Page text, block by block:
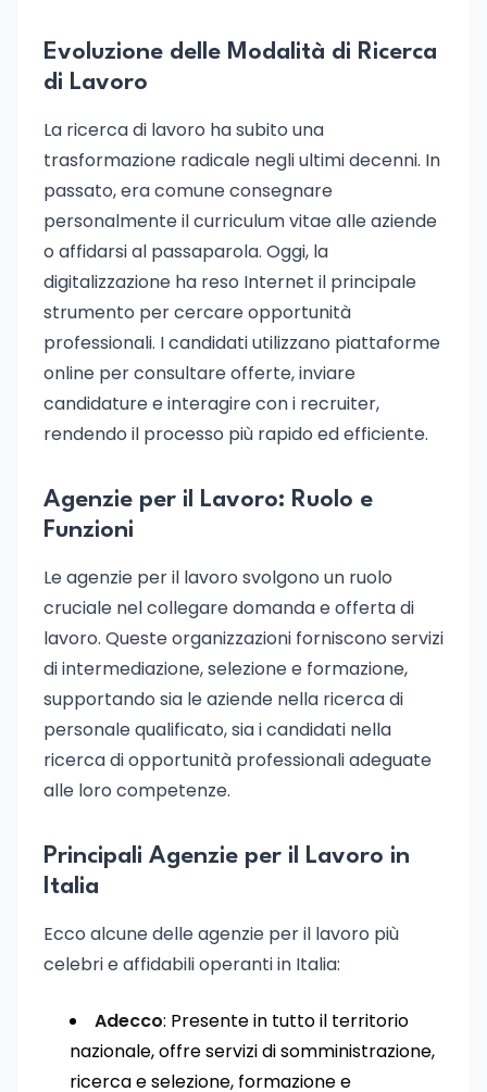
Evoluzione delle Modalità di Ricerca
di Lavoro
La ricerca di lavoro ha subito una
trasformazione radicale negli ultimi decenni. In
passato, era comune consegnare
personalmente il curriculum vitae alle aziende
o affidarsi al passaparola. Oggi, la
digitalizzazione ha reso Internet il principale
strumento per cercare opportunità
professionali. I candidati utilizzano piattaforme
online per consultare offerte, inviare
candidature e interagire con i recruiter,
rendendo il processo più rapido ed efficiente.
Agenzie per il Lavoro: Ruolo e
Funzioni
Le agenzie per il lavoro svolgono un ruolo
cruciale nel collegare domanda e offerta di
lavoro. Queste organizzazioni forniscono servizi
di intermediazione, selezione e formazione,
supportando sia le aziende nella ricerca di
personale qualificato, sia i candidati nella
ricerca di opportunità professionali adeguate
alle loro competenze.
Principali Agenzie per il Lavoro in
Italia
Ecco alcune delle agenzie per il lavoro più
celebri e affidabili operanti in Italia:
Adecco: Presente in tutto il territorio
nazionale, offre servizi di somministrazione,
ricerca e selezione, formazione e